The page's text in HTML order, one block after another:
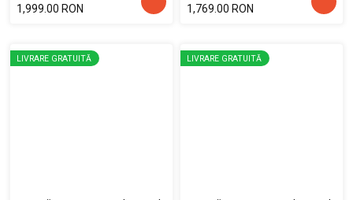
1,999.00 RON
1,769.00 RON
LIVRARE GRATUITĂ LIVRARE GRATUITĂ